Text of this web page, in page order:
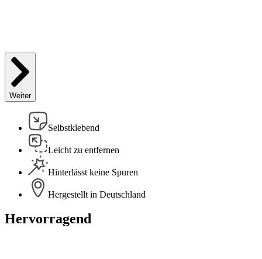
Weiter
Selbstklebend
Leicht zu entfernen
Hinterlässt keine Spuren
Hergestellt in Deutschland
Hervorragend